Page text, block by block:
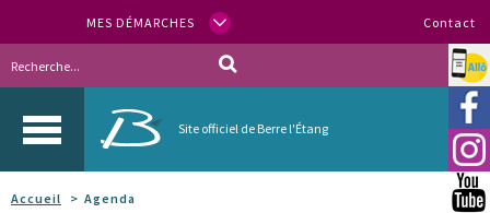
MES DÉMARCHES Contact
Site officiel de Berre l'Étang
Allo
Accueil Agenda